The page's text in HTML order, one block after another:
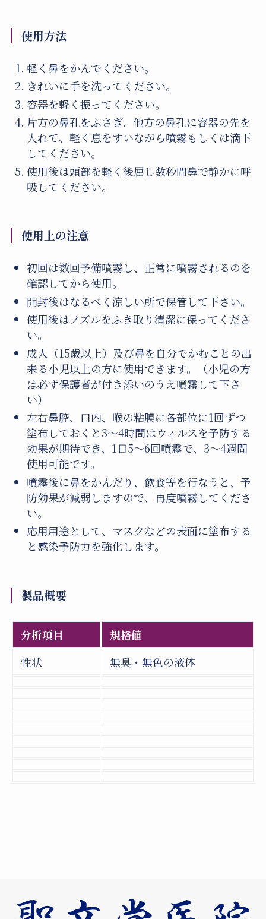
使用方法
軽く鼻をかんでください。
きれいに手を洗ってください。
容器を軽く振ってください。
片方の鼻孔をふさぎ、他方の鼻孔に容器の先を
入れて、軽く息をすいながら噴霧もしくは滴下
してください。
使用後は頭部を軽く後屈し数秒間鼻で静かに呼
吸してください。
使用上の注意
初回は数回予備噴霧し、正常に噴霧されるのを
確認してから使用。
開封後はなるべく涼しい所で保管して下さい。
使用後はノズルをふき取り清潔に保ってくださ
い。
成人（15歳以上）及び鼻を自分でかむことの出
来る小児以上の方に使用できます。（小児の方
は必ず保護者が付き添いのうえ噴霧して下さ
い）
左右鼻腔、口内、喉の粘膜に各部位に1回ずつ
塗布しておくと3～4時間はウィルスを予防する
効果が期待でき、1日5～6回噴霧で、3～4週間
使用可能です。
噴霧後に鼻をかんだり、飲食等を行なうと、予
防効果が減弱しますので、再度噴霧してくださ
い。
応用用途として、マスクなどの表面に塗布する
と感染予防力を強化します。
製品概要
分析項目
規格値
性状
無臭・無色の液体